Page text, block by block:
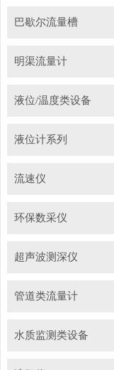
巴歇尔流量槽
明渠流量计
液位/温度类设备
液位计系列
流速仪
环保数采仪
超声波测深仪
管道类流量计
水质监测类设备